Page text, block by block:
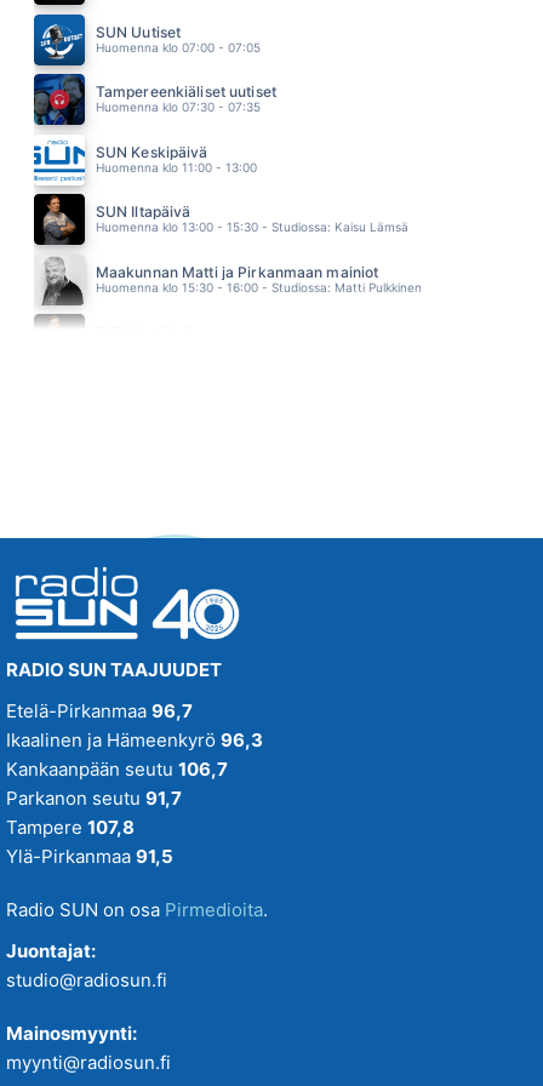
EROS RAMAZZOTTI
13.04
SUN Uutiset
Huomenna klo 07:00 - 07:05
Tampereenkiäliset uutiset
Huomenna klo 07:30 - 07:35
SUN Keskipäivä
Huomenna klo 11:00 - 13:00
SUN Iltapäivä
Huomenna klo 13:00 - 15:30 - Studiossa: Kaisu Lämsä
Maakunnan Matti ja Pirkanmaan mainiot
Huomenna klo 15:30 - 16:00 - Studiossa: Matti Pulkkinen
RADIO SUN TAAJUUDET
Etelä-Pirkanmaa 96,7
Ikaalinen ja Hämeenkyrö 96,3
Kankaanpään seutu 106,7
Parkanon seutu 91,7
Tampere 107,8
Ylä-Pirkanmaa 91,5
Radio SUN on osa Pirmedioita.
Juontajat:
studio@radiosun.fi
Mainosmyynti:
myynti@radiosun.fi